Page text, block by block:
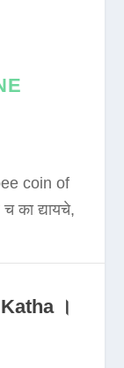
coin of
का द्यायचे,
।